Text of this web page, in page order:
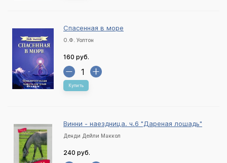
Спасенная в море
О.Ф. Уолтон
160 руб.
Купить
Винни - наездница. ч.6 "Дареная лошадь"
Денди Дейли Маккол
240 руб.